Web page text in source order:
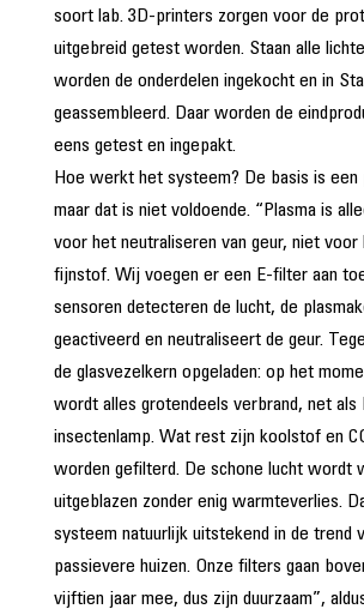
soort lab. 3D-printers zorgen voor de
uitgebreid getest worden. Staan alle
worden de onderdelen ingekocht en in
geassembleerd. Daar worden de
eens getest en ingepakt.
Hoe werkt het systeem? De basis is een
maar dat is niet voldoende. “Plasma is
voor het neutraliseren van geur, niet
fijnstof. Wij voegen er een E-filter aan
sensoren detecteren de lucht, de
geactiveerd en neutraliseert de geur.
de glasvezelkern opgeladen: op het
wordt alles grotendeels verbrand, net als
insectenlamp. Wat rest zijn koolstof en
worden gefilterd. De schone lucht wordt
uitgeblazen zonder enig warmteverlies.
systeem natuurlijk uitstekend in de trend
passievere huizen. Onze filters gaan
vijftien jaar mee, dus zijn duurzaam”,